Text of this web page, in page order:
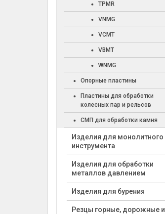
TPMR
VNMG
VCMT
VBMT
WNMG
Опорные пластины
Пластины для обработки
колесных пар и рельсов
СМП для обработки камня
Изделия для монолитного
инструмента
Изделия для обработки
металлов давлением
Изделия для бурения
Резцы горные, дорожные и